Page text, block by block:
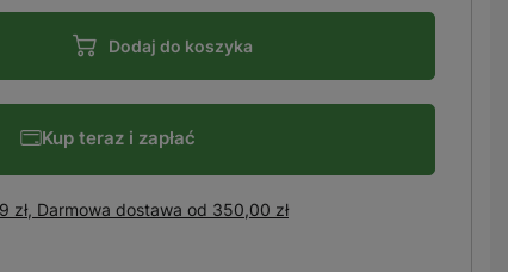
Dodaj do koszyka
Kup teraz i zapłać
zł, Darmowa dostawa od 350,00 zł